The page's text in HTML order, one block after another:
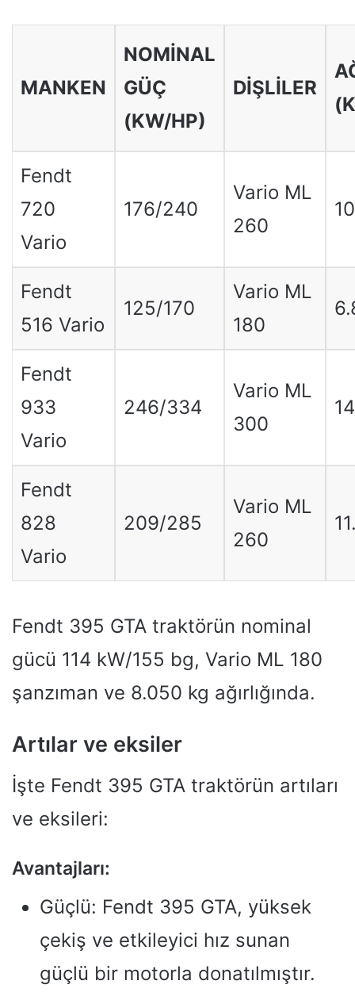
MANKEN
NOMINAL
GÜÇ
(KW/HP)
DIŞLILER
Fendt
720
Vario
176/240
Vario ML
260
Fendt
516 Vario
125/170
Vario ML
180
Fendt
933
Vario
246/334
Vario ML
300
Fendt
828
Vario
209/285
Vario ML
260
Fendt 395 GTA traktörün nominal
gücü 114 kW/155 bg, Vario ML 180
şanzıman ve 8.050 kg ağırlığında.
Artılar ve eksiler
İşte Fendt 395 GTA traktörün artıları
ve eksileri:
Avantajları:
Güçlü: Fendt 395 GTA, yüksek
çekiş ve etkileyici hız sunan
güçlü bir motorla donatılmıştır.